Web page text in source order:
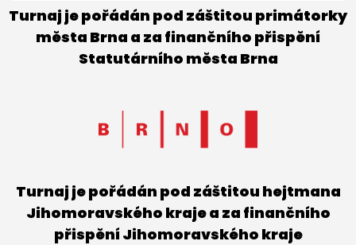
Turnaj je pořádán pod záštitou primátorky
města Brna a za finančního přispění
Statutárního města Brna
Turnaj je pořádán pod záštitou hejtmana
Jihomoravského kraje a za finančního
přispění Jihomoravského kraje